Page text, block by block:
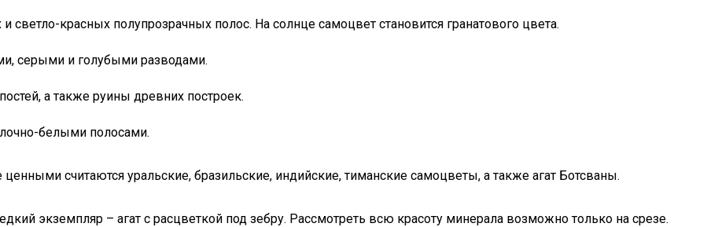
красных полупрозрачных полос. На солнце самоцвет становится гранатового цвета.
серыми и голубыми разводами.
а также руины древних построек.
белыми полосами.
считаются уральские, бразильские, индийские, тиманские самоцветы, а также агат Ботсваны.
экземпляр – агат с расцветкой под зебру. Рассмотреть всю красоту минерала возможно только на срезе.